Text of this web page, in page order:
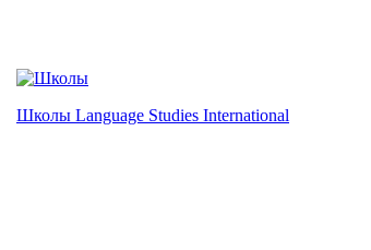
Школы Language Studies International